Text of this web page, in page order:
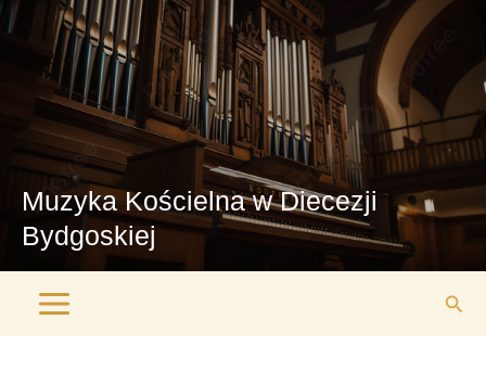
Przejdź
treści
Muzyka Kościelna w Diecezji
Bydgoskiej
Main
Menu